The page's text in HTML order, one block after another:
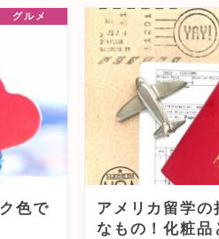
グルメ
色で
アメリカ留学の
なもの！化粧